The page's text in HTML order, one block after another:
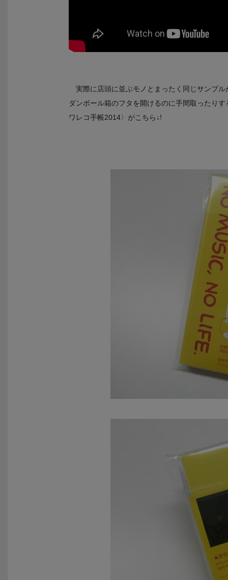
実際に店頭に並ぶモノとまったく同じサンプ
ダンボール箱のフタを開けるのに手間取ったり
ワレコ手帳2014〉がこちら↓!